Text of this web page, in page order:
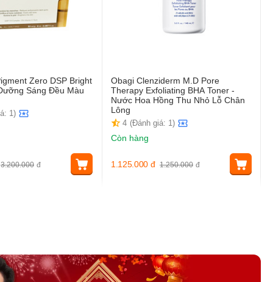
Zero DSP Bright
Sáng Đều Màu
1)
3.200.000 đ
Obagi Clenziderm M.D Pore
Therapy Exfoliating BHA Toner -
Nước Hoa Hồng Thu Nhỏ Lỗ Chân
Lông
4 (Đánh giá: 1)
Còn hàng
1.250.000 đ
1.125.000 đ